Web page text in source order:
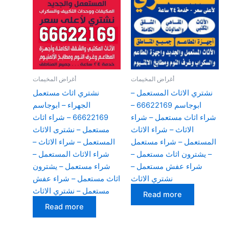
أغراض المخيمات
نشتري اثاث مستعمل
الجهراء – ابوجاسم
66622169 – شراء اثاث
مستعمل – نشترى الاثاث
المستعمل – شراء الاثاث –
شراء الاثاث المستعمل –
شراء مستعمل – يشترون
اثاث مستعمل – شراء عفش
مستعمل – نشتري الاثاث
Read more
أغراض المخيمات
نشتري الاثاث المستعمل –
ابوجاسم 66622169 –
شراء اثاث مستعمل – شراء
الاثاث – شراء الاثاث
المستعمل – شراء مستعمل
– يشترون اثاث مستعمل –
شراء عفش مستعمل –
نشتري الاثاث
Read more